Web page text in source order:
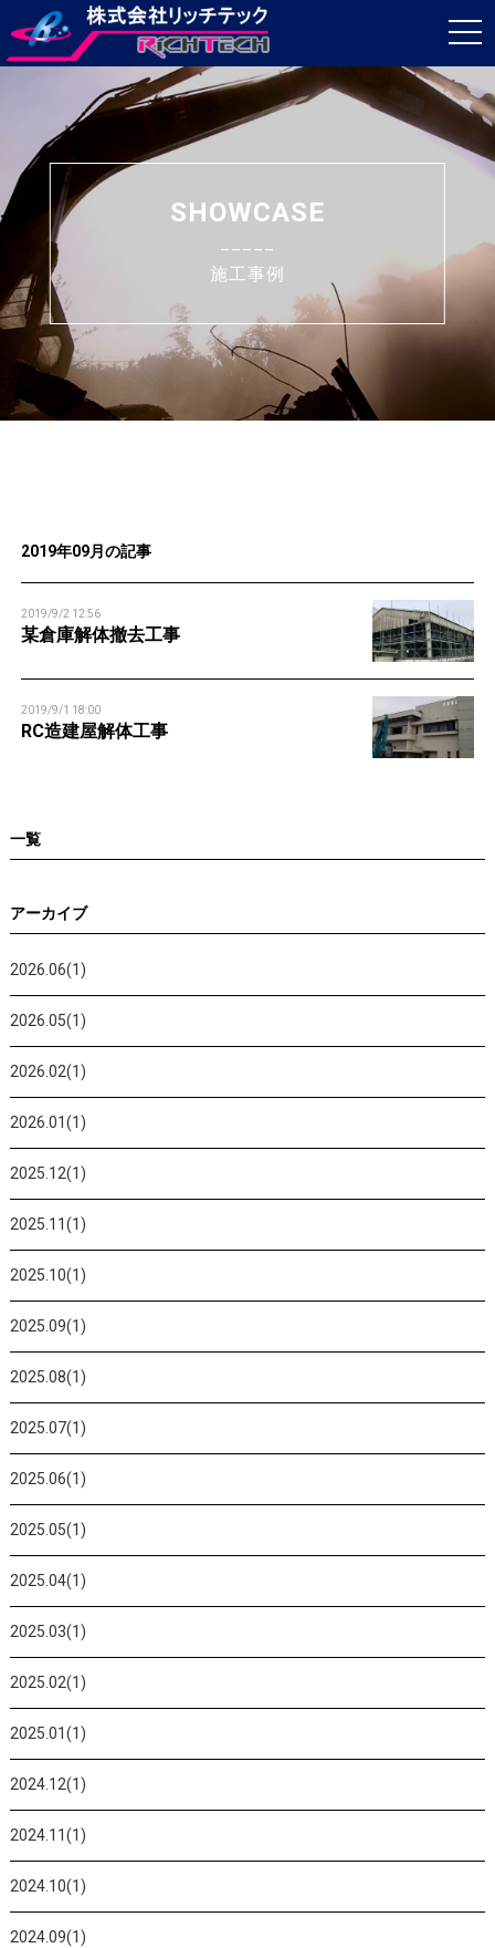
SHOWCASE
施工事例
2019年09月の記事
2019/9/2 12:56
某倉庫解体撤去工事
2019/9/1 18:00
RC造建屋解体工事
一覧
アーカイブ
2026.06(1)
2026.05(1)
2026.02(1)
2026.01(1)
2025.12(1)
2025.11(1)
2025.10(1)
2025.09(1)
2025.08(1)
2025.07(1)
2025.06(1)
2025.05(1)
2025.04(1)
2025.03(1)
2025.02(1)
2025.01(1)
2024.12(1)
2024.11(1)
2024.10(1)
2024.09(1)
t
o
g
l
a
v
g